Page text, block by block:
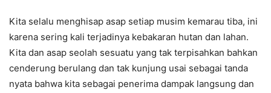
Kita selalu menghisap asap setiap musim kemarau tiba, ini
karena sering kali terjadinya kebakaran hutan dan lahan.
Kita dan asap seolah sesuatu yang tak terpisahkan bahkan
cenderung berulang dan tak kunjung usai sebagai tanda
nyata bahwa kita sebagai penerima dampak langsung dan